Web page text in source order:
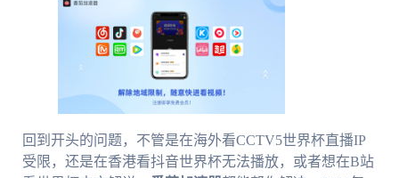
回到开头的问题，不管是在海外看CCTV5世界杯直播IP
受限，还是在香港看抖音世界杯无法播放，或者想在B站